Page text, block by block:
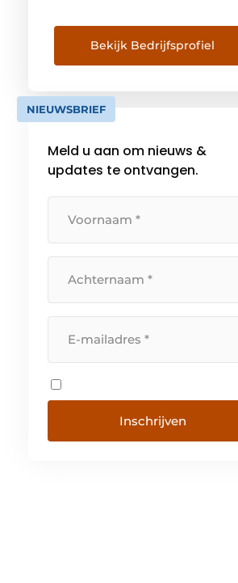
Bekijk Bedrijfsprofiel
NIEUWSBRIEF
Meld u aan om nieuws &
updates te ontvangen.